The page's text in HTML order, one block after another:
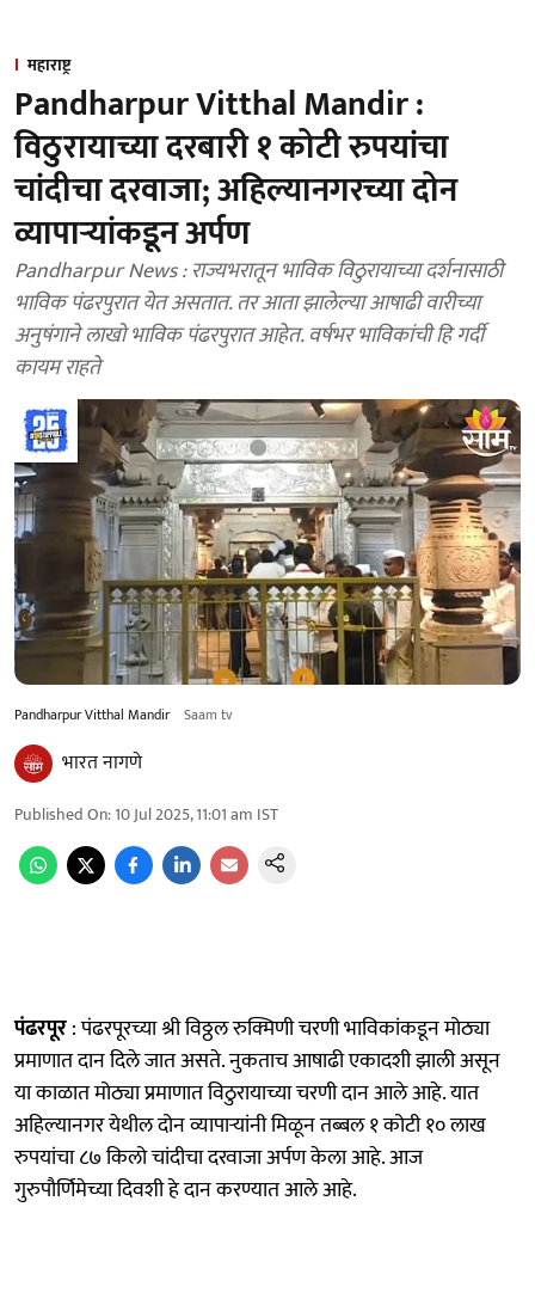
महाराष्ट्र
Pandharpur Vitthal Mandir :
विठुरायाच्या दरबारी १ कोटी रुपयांचा
चांदीचा दरवाजा; अहिल्यानगरच्या दोन
व्यापाऱ्यांकडून अर्पण
Pandharpur News : राज्यभरातून भाविक विठुरायाच्या दर्शनासाठी
भाविक पंढरपुरात येत असतात. तर आता झालेल्या आषाढी वारीच्या
अनुषंगाने लाखो भाविक पंढरपुरात आहेत. वर्षभर भाविकांची हि गर्दी
कायम राहते
Pandharpur Vitthal Mandir Saam tv
भारत नागणे
Published On:10 Jul 2025, 11:01 am IST
पंढरपूर: पंढरपूरच्या श्री विठ्ठल रुक्मिणी चरणी भाविकांकडून मोठ्या
प्रमाणात दान दिले जात असते. नुकताच आषाढी एकादशी झाली असून
या काळात मोठ्या प्रमाणात विठुरायाच्या चरणी दान आले आहे. यात
अहिल्यानगर येथील दोन व्यापाऱ्यांनी मिळून तब्बल १ कोटी १० लाख
रुपयांचा ८७ किलो चांदीचा दरवाजा अर्पण केला आहे. आज
गुरुपौर्णिमेच्या दिवशी हे दान करण्यात आले आहे.